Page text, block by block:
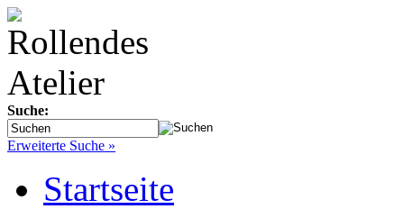
Suche:
Erweiterte Suche »
Startseite